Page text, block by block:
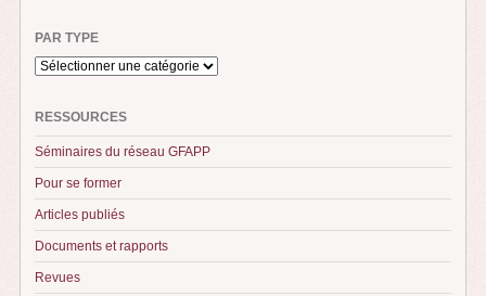
PAR TYPE
RESSOURCES
Séminaires du réseau GFAPP
Pour se former
Articles publiés
Documents et rapports
Revues